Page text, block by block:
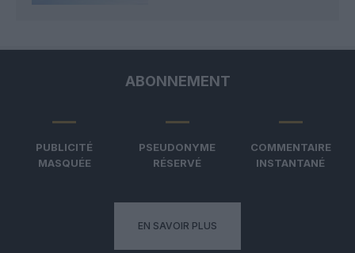
ABONNEMENT
PUBLICITÉ
MASQUÉE
PSEUDONYME
RÉSERVÉ
COMMENTAIRE
INSTANTANÉ
EN SAVOIR PLUS